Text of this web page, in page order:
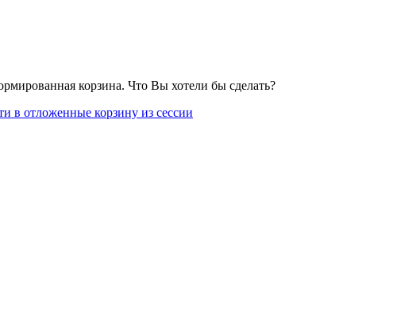
корзина. Что Вы хотели бы сделать?
в отложенные корзину из сессии